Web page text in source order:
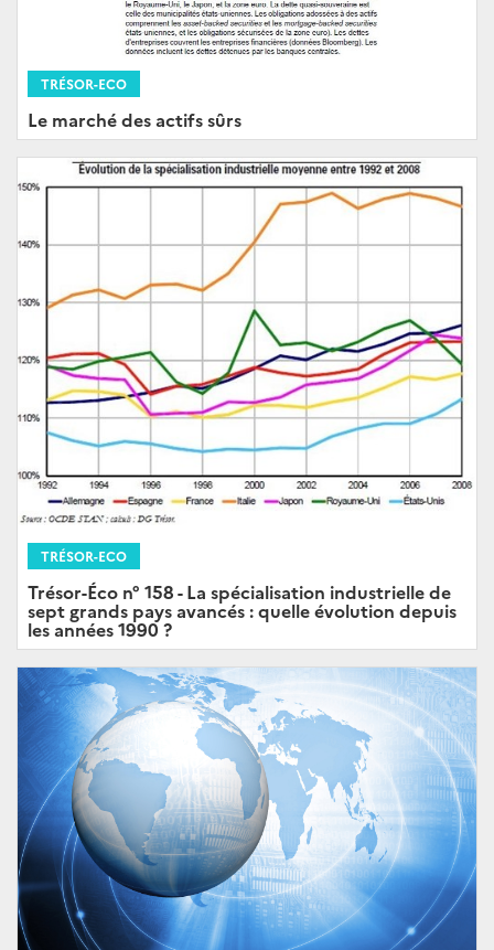
TRÉSOR-ECO
Le marché des actifs sûrs
TRÉSOR-ECO
Trésor-Éco n° 158 - La spécialisation industrielle de
sept grands pays avancés : quelle évolution depuis
les années 1990 ?